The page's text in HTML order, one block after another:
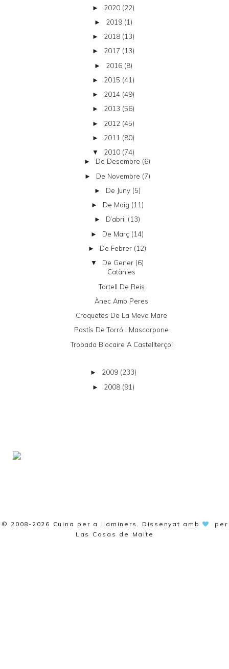
► 2020 (22)
► 2019 (1)
► 2018 (13)
► 2017 (13)
► 2016 (8)
► 2015 (41)
► 2014 (49)
► 2013 (56)
► 2012 (45)
► 2011 (80)
▼ 2010 (74)
► De Desembre (6)
► De Novembre (7)
► De Juny (5)
► De Maig (11)
► D’abril (13)
► De Març (14)
► De Febrer (12)
▼ De Gener (6)
Catànies
Tortell De Reis
Ànec Amb Peres
Croquetes De La Meva Mare
Pastís De Torró I Mascarpone
Trobada Blocaire A Castellterçol
► 2009 (233)
► 2008 (91)
© 2008-2026 Cuina per a llaminers . Dissenyat amb
per
Las Cosas de Maite